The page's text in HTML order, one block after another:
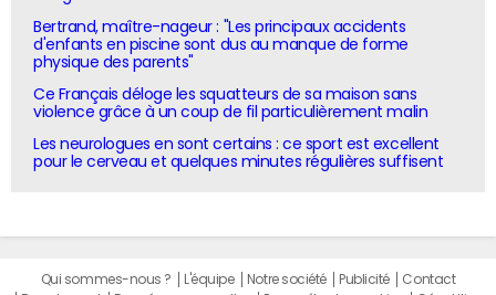
Bertrand, maître-nageur : "Les principaux accidents
d'enfants en piscine sont dus au manque de forme
physique des parents"
Ce Français déloge les squatteurs de sa maison sans
violence grâce à un coup de fil particulièrement malin
Les neurologues en sont certains : ce sport est excellent
pour le cerveau et quelques minutes régulières suffisent
Qui sommes-nous ? L'équipe Notre société Publicité
Contact